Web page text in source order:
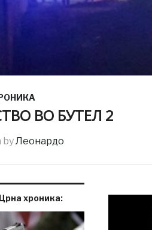
ВО БУТЕЛ 2
byЛеонардо
хроника: